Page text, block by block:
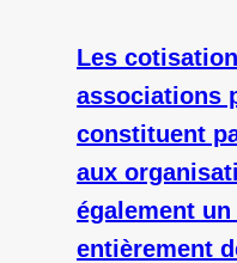
Les
associations
constituent
aux
également
entièrement